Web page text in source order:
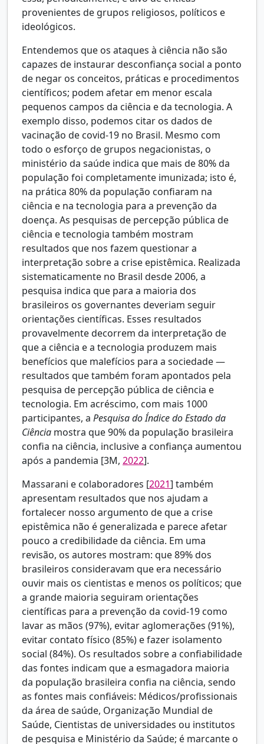
provenientes de grupos religiosos, políticos e
ideológicos.
Entendemos que os ataques à ciência não são
capazes de instaurar desconfiança social a ponto
de negar os conceitos, práticas e procedimentos
científicos; podem afetar em menor escala
pequenos campos da ciência e da tecnologia. A
exemplo disso, podemos citar os dados de
vacinação de covid-19 no Brasil. Mesmo com
todo o esforço de grupos negacionistas, o
ministério da saúde indica que mais de 80% da
população foi completamente imunizada; isto é,
na prática 80% da população confiaram na
ciência e na tecnologia para a prevenção da
doença. As pesquisas de percepção pública de
ciência e tecnologia também mostram
resultados que nos fazem questionar a
interpretação sobre a crise epistêmica. Realizada
sistematicamente no Brasil desde 2006, a
pesquisa indica que para a maioria dos
brasileiros os governantes deveriam seguir
orientações científicas. Esses resultados
provavelmente decorrem da interpretação de
que a ciência e a tecnologia produzem mais
benefícios que malefícios para a sociedade —
resultados que também foram apontados pela
pesquisa de percepção pública de ciência e
tecnologia. Em acréscimo, com mais 1000
participantes, a Pesquisa do Índice do Estado da
Ciência mostra que 90% da população brasileira
confia na ciência, inclusive a confiança aumentou
após a pandemia [3M, 2022].
Massarani e colaboradores [2021] também
apresentam resultados que nos ajudam a
fortalecer nosso argumento de que a crise
epistêmica não é generalizada e parece afetar
pouco a credibilidade da ciência. Em uma
revisão, os autores mostram: que 89% dos
brasileiros consideravam que era necessário
ouvir mais os cientistas e menos os políticos; que
a grande maioria seguiram orientações
científicas para a prevenção da covid-19 como
lavar as mãos (97%), evitar aglomerações (91%),
evitar contato físico (85%) e fazer isolamento
social (84%). Os resultados sobre a confiabilidade
das fontes indicam que a esmagadora maioria
da população brasileira confia na ciência, sendo
as fontes mais confiáveis: Médicos/profissionais
da área de saúde, Organização Mundial de
Saúde, Cientistas de universidades ou institutos
de pesquisa e Ministério da Saúde; é marcante o